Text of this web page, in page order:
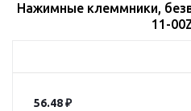
Нажимные клеммники,
11-
56.48₽